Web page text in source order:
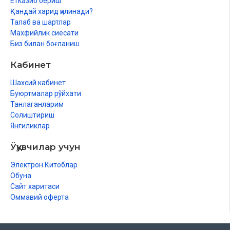
Ўзи мусулмон бўлмай туриб, Исломни хунук кўрсатишга
уринаётганлар билан мусулмон бўла туриб, Исломни хунук
кўрсатаётганлар ўртасидаги ўзаро муштарак белги – бу ҳақда
холис фикр юритишга рағбат қилмасликдир. Шунинг учун бу
китоб «Фикр юритувчилар учун Ислом бўйича қўлланма» деб
аталди.
Қандай харид қилинади?
Талаб ва шартлар
Махфийлик сиёсати
Биз билан боғланиш
Кабинет
Шахсий кабинет
Буюртмалар рўйхати
Танлаганларим
Солиштириш
Янгиликлар
Ўқувчилар учун
Электрон Китоблар
Обуна
Сайт харитаси
Оммавий оферта